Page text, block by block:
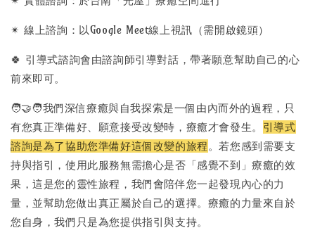
✴︎ 線上諮詢：以Google Meet線上視訊（需開啟鏡頭）
🍀 引導式諮詢會由諮詢師引導對話，帶著願意幫助自己的心
前來即可。
🧑‍🤝‍🧑我們深信療癒與自我探索是一個由內而外的過程，只
有您真正準備好、願意接受改變時，療癒才會發生。 引導式
諮詢是為了協助您準備好這個改變的旅程 。若您感到需要支
持與指引，使用此服務無需擔心是否「感覺不到」療癒的效
果，這是您的靈性旅程，我們會陪伴您一起發現內心的力
量，並幫助您做出真正屬於自己的選擇。療癒的力量來自於
您自身，我們只是為您提供指引與支持。